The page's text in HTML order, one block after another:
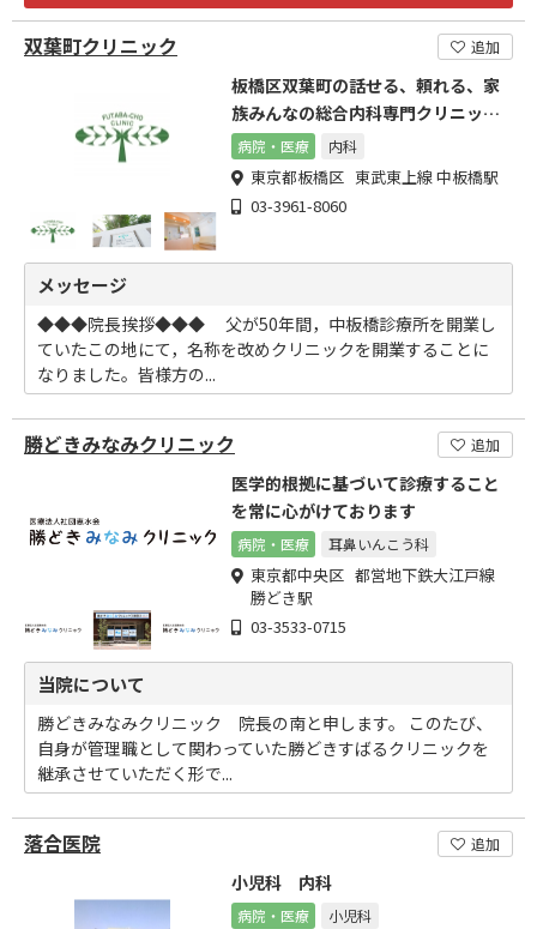
双葉町クリニック 追加
板橋区双葉町の話せる、頼れる、家
族みんなの総合内科専門クリニック
です。
病院・医療 内科
東京都板橋区 東武東上線 中板橋駅
03-3961-8060
メッセージ
◆◆◆院長挨拶◆◆◆ 父が50年間，中板橋診療所を開業し
ていたこの地にて，名称を改めクリニックを開業することに
なりました。皆様方の...
勝どきみなみクリニック 追加
医学的根拠に基づいて診療すること
を常に心がけております
病院・医療 耳鼻いんこう科
東京都中央区 都営地下鉄大江戸線
勝どき駅
03-3533-0715
当院について
勝どきみなみクリニック 院長の南と申します。 このたび、
自身が管理職として関わっていた勝どきすばるクリニックを
継承させていただく形で...
落合医院 追加
小児科 内科
病院・医療 小児科